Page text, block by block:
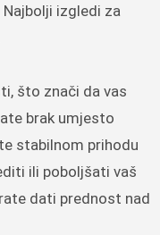
izgledi za
što znači da vas
brak umjesto
stabilnom prihodu
ili poboljšati vaš
dati prednost nad